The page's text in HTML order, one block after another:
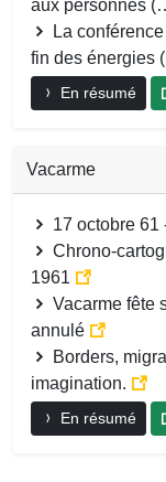
aux personnes
La
fin des énergies
En résumé
Vacarme
17 octobre 61
Chrono-
1961
Vacarme fête
annulé
Borders,
imagination.
En résumé